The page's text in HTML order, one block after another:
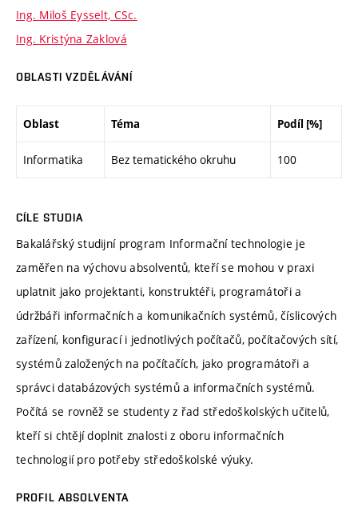
Ing. Miloš Eysselt, CSc.
Ing. Kristýna Zaklová
OBLASTI VZDĚLÁVÁNÍ
Oblast Téma Podíl [%]
Informatika Bez tematického okruhu 100
CÍLE STUDIA
Bakalářský studijní program Informační technologie je
zaměřen na výchovu absolventů, kteří se mohou v praxi
uplatnit jako projektanti, konstruktéři, programátoři a
údržbáři informačních a komunikačních systémů, číslicových
zařízení, konfigurací i jednotlivých počítačů, počítačových sítí,
systémů založených na počítačích, jako programátoři a
správci databázových systémů a informačních systémů.
Počítá se rovněž se studenty z řad středoškolských učitelů,
kteří si chtějí doplnit znalosti z oboru informačních
technologií pro potřeby středoškolské výuky.
PROFIL ABSOLVENTA